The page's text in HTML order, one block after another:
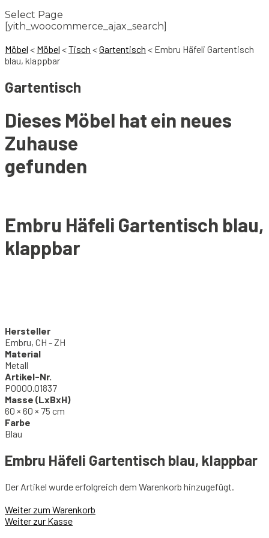
Select Page
[yith_woocommerce_ajax_search]
Möbel < Möbel <Tisch <Gartentisch < Embru Häfeli Gartentisch
blau, klappbar
Gartentisch
Dieses Möbel hat ein neues
Zuhause
gefunden
Embru Häfeli Gartentisch blau,
klappbar
Hersteller
Embru, CH - ZH
Material
Metall
Artikel-Nr.
P0000.01837
Masse (LxBxH)
60 × 60 × 75 cm
Farbe
Blau
Embru Häfeli Gartentisch blau, klappbar
Der Artikel wurde erfolgreich dem Warenkorb hinzugefügt.
Weiter zum Warenkorb
Weiter zur Kasse